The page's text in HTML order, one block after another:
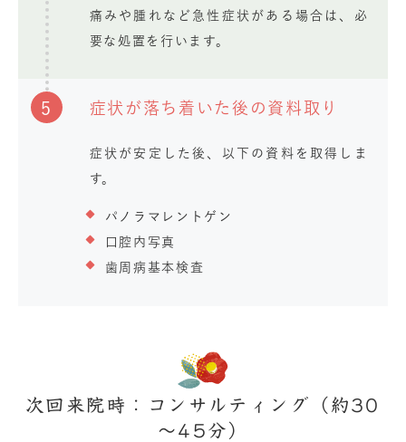
痛みや腫れなど急性症状がある場合は、必
要な処置を行います。
5 症状が落ち着いた後の資料取り
症状が安定した後、以下の資料を取得しま
す。
パノラマレントゲン
口腔内写真
歯周病基本検査
次回来院時：コンサルティング（約30
～45分）